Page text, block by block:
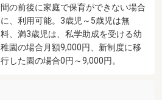
間の前後に家庭で保育ができない場合
に、利用可能。3歳児～5歳児は無
料、満3歳児は、私学助成を受ける幼
稚園の場合月額9,000円、新制度に移
行した園の場合0円～9,000円。